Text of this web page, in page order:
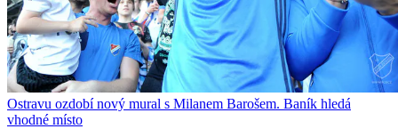
Ostravu ozdobí nový mural s Milanem Barošem. Baník hledá
vhodné místo